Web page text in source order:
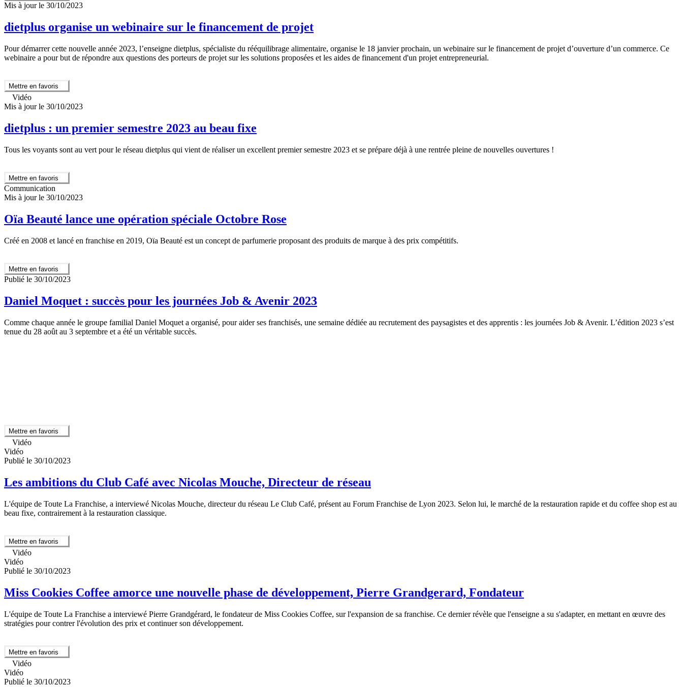
Mis à jour le 30/10/2023
dietplus organise un webinaire sur le financement de projet
Pour démarrer cette nouvelle année 2023, l’enseigne dietplus, spécialiste du rééquilibrage alimentaire, organise le 18 janvier prochain, un webinaire sur le financement de projet d’ouverture d’un commerce. Ce
webinaire a pour but de répondre aux questions des porteurs de projet sur les solutions proposées et les aides de financement d'un projet entrepreneurial.
Mettre en favoris
Vidéo
Mis à jour le 30/10/2023
dietplus : un premier semestre 2023 au beau fixe
Tous les voyants sont au vert pour le réseau dietplus qui vient de réaliser un excellent premier semestre 2023 et se prépare déjà à une rentrée pleine de nouvelles ouvertures !
Mettre en favoris
Communication
Mis à jour le 30/10/2023
Oïa Beauté lance une opération spéciale Octobre Rose
Créé en 2008 et lancé en franchise en 2019, Oïa Beauté est un concept de parfumerie proposant des produits de marque à des prix compétitifs.
Mettre en favoris
Publié le 30/10/2023
Daniel Moquet : succès pour les journées Job & Avenir 2023
Comme chaque année le groupe familial Daniel Moquet a organisé, pour aider ses franchisés, une semaine dédiée au recrutement des paysagistes et des apprentis : les journées Job & Avenir. L’édition 2023 s’est
tenue du 28 août au 3 septembre et a été un véritable succès.
Mettre en favoris
Vidéo
Vidéo
Publié le 30/10/2023
Les ambitions du Club Café avec Nicolas Mouche, Directeur de réseau
L'équipe de Toute La Franchise, a interviewé Nicolas Mouche, directeur du réseau Le Club Café, présent au Forum Franchise de Lyon 2023. Selon lui, le marché de la restauration rapide et du coffee shop est au
beau fixe, contrairement à la restauration classique.
Mettre en favoris
Vidéo
Vidéo
Publié le 30/10/2023
Miss Cookies Coffee amorce une nouvelle phase de développement, Pierre Grandgerard, Fondateur
L'équipe de Toute La Franchise a interviewé Pierre Grandgérard, le fondateur de Miss Cookies Coffee, sur l'expansion de sa franchise. Ce dernier révèle que l'enseigne a su s'adapter, en mettant en œuvre des
stratégies pour contrer l'évolution des prix et continuer son développement.
Mettre en favoris
Vidéo
Vidéo
Publié le 30/10/2023